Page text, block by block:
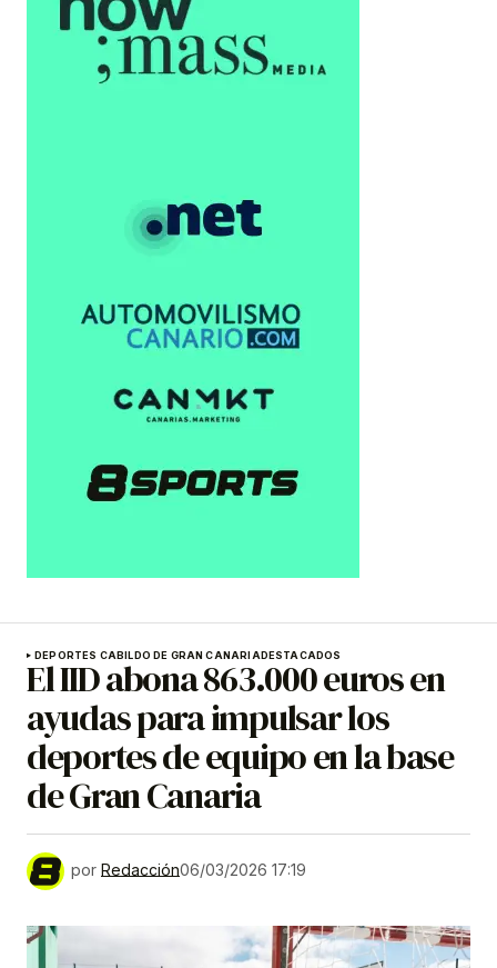
DEPORTES CABILDO DE GRAN CANARIADESTACADOS
El IID abona 863.000 euros en
ayudas para impulsar los
deportes de equipo en la base
de Gran Canaria
por Redacción06/03/2026 17:19